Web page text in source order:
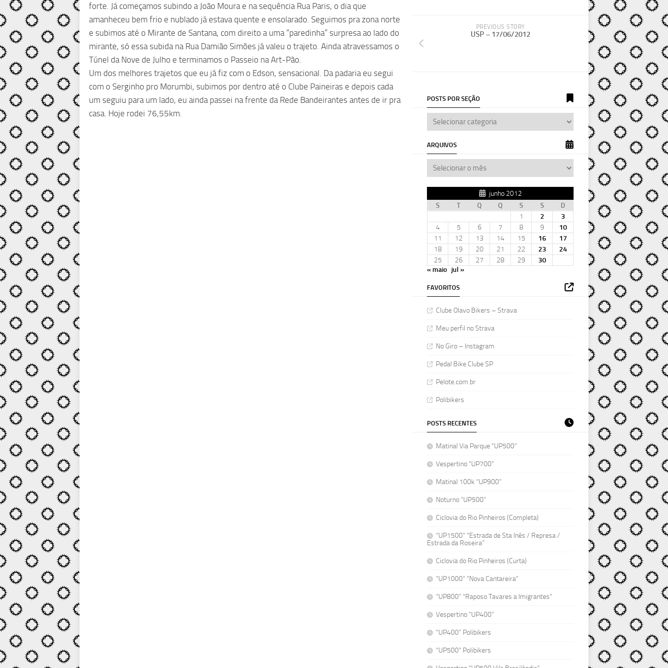
forte. Já começamos subindo a João Moura e na sequência Rua Paris, o dia que
amanheceu bem frio e nublado já estava quente e ensolarado. Seguimos pra zona norte
e subimos até o Mirante de Santana, com direito a uma “paredinha” surpresa ao lado do
mirante, só essa subida na Rua Damião Simões já valeu o trajeto. Ainda atravessamos o
Túnel da Nove de Julho e terminamos o Passeio na Art-Pão.
Um dos melhores trajetos que eu já fiz com o Edson, sensacional. Da padaria eu segui
com o Serginho pro Morumbi, subimos por dentro até o Clube Paineiras e depois cada
um seguiu para um lado, eu ainda passei na frente da Rede Bandeirantes antes de ir pra
casa. Hoje rodei 76,55km.
PREVIOUS STORY
USP – 17/06/2012
POSTS POR SEÇÃO
ARQUIVOS
junho 2012
S
T Q Q S S
D
1
2
3
4
5 6 7 8 9
10
11
12 13 14 15 16
17
18
19 20 21 22 23
24
25
26 27 28 29
30
« maio jul »
FAVORITOS
Clube Olavo Bikers – Strava
Meu perfil no Strava
No Giro – Instagram
Pedal Bike Clube SP
Pelote.com.br
Polibikers
POSTS RECENTES
Matinal Via Parque “UP500”
Vespertino “UP700”
Matinal 100k “UP900”
Noturno “UP500”
Ciclovia do Rio Pinheiros (Completa)
“UP1500” “Estrada de Sta Inês / Represa /
Estrada da Roseira”
Ciclovia do Rio Pinheiros (Curta)
“UP1000” “Nova Cantareira”
“UP800” “Raposo Tavares a Imigrantes”
Vespertino “UP400”
“UP400” Polibikers
“UP500” Polibikers